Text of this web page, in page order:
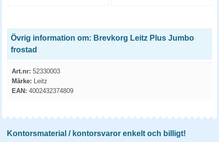
Övrig information om: Brevkorg Leitz Plus Jumbo
frostad
Art.nr: 52330003
Märke: Leitz
EAN: 4002432374809
Kontorsmaterial / kontorsvaror enkelt och billigt!